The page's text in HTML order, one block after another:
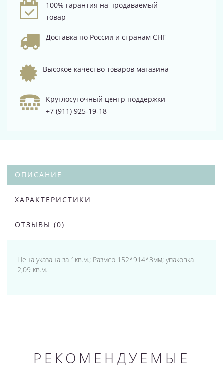
100% гарантия на продаваемый
товар
Доставка по России и странам СНГ
Высокое качество товаров магазина
Круглосуточный центр поддержки
+7 (911) 925-19-18
ОПИСАНИЕ
ХАРАКТЕРИСТИКИ
ОТЗЫВЫ (0)
Цена указана за 1кв.м.; Размер 152*914*3мм; упаковка
2,09 кв.м.
РЕКОМЕНДУЕМЫЕ